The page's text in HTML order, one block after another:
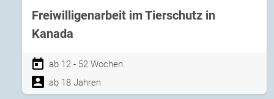
Freiwilligenarbeit im Tierschutz in
Kanada
ab 12 - 52 Wochen
ab 18 Jahren